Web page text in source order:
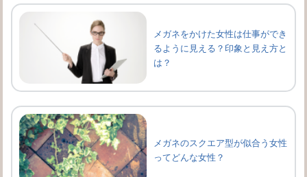
メガネをかけた女性は仕事ができ
るように見える？印象と見え方と
は？
メガネのスクエア型が似合う女性
ってどんな女性？